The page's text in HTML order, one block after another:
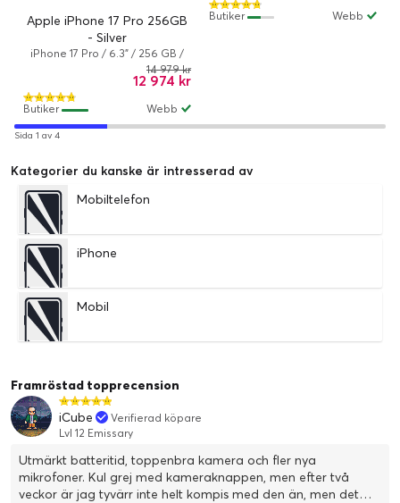
Apple iPhone 17 Pro 256GB
- Silver
iPhone 17 Pro / 6.3" / 256 GB /
Dual-SIM / iOS 26 / Silver
12 974 kr
14 979 kr
Webb
Butiker
Webb
Butiker
Sida 1 av 4
Kategorier du kanske är intresserad av
Mobiltelefon
iPhone
Mobil
Framröstad topprecension
iCube
Verifierad köpare
Lvl 12 Emissary
Utmärkt batteritid, toppenbra kamera och fler nya
mikrofoner. Kul grej med kameraknappen, men efter två
veckor är jag tyvärr inte helt kompis med den än, men det